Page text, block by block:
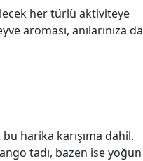
her türlü aktiviteye
aroması, anılarınıza da
harika karışıma dahil.
tadı, bazen ise yoğun